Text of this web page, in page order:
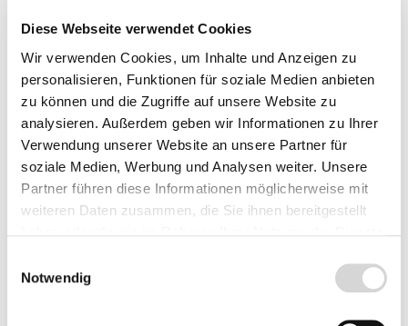
Diese Webseite verwendet Cookies
Wir verwenden Cookies, um Inhalte und Anzeigen zu
personalisieren, Funktionen für soziale Medien anbieten
zu können und die Zugriffe auf unsere Website zu
analysieren. Außerdem geben wir Informationen zu Ihrer
Verwendung unserer Website an unsere Partner für
soziale Medien, Werbung und Analysen weiter. Unsere
Partner führen diese Informationen möglicherweise mit
weiteren Daten zusammen, die Sie ihnen bereitgestellt
Notwendig
Lieferzeit: 4 - 9 Werktage
79,90 €*
Vorbestellen
Preise inkl. MwSt.zzgl.
Versandkosten
Wurzelnackte Obstgehölze sind ab Mitte Oktober 2026 bis Mitte April 2027 lieferbar!